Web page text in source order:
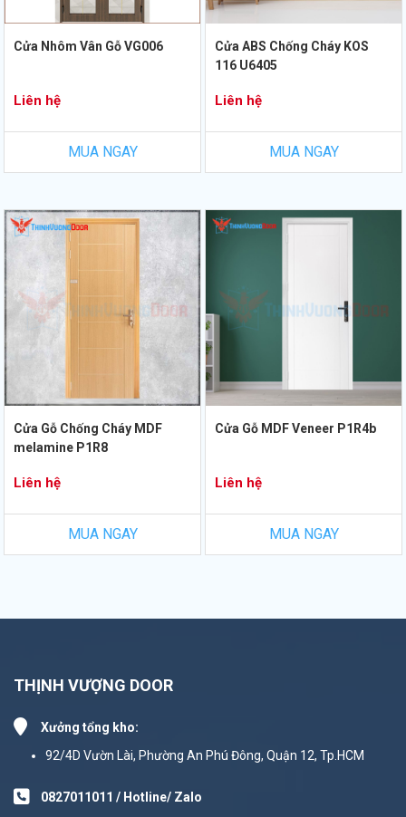
Cửa Nhôm Vân Gỗ VG006
Liên hệ
MUA NGAY
Cửa ABS Chống Cháy KOS
116 U6405
Liên hệ
MUA NGAY
Cửa Gỗ Chống Cháy MDF
melamine P1R8
Liên hệ
MUA NGAY
Cửa Gỗ MDF Veneer P1R4b
Liên hệ
MUA NGAY
THỊNH VƯỢNG DOOR
Xưởng tổng kho:
92/4D Vườn Lài, Phường An Phú Đông, Quận 12, Tp.HCM
0827011011 / Hotline/ Zalo